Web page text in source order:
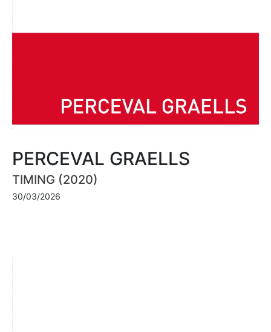
PERCEVAL GRAELLS
TIMING (2020)
30/03/2026